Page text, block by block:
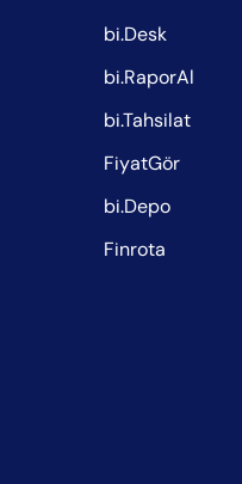
bi.Desk
bi.RaporAl
bi.Tahsilat
FiyatGör
bi.Depo
Finrota